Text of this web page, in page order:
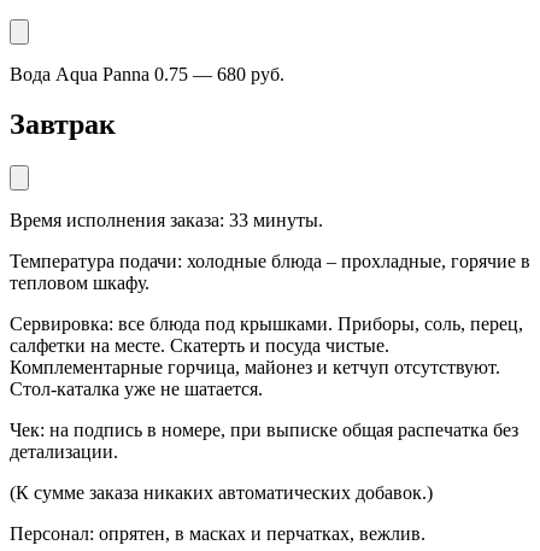
Вода Aqua Panna 0.75 — 680 руб.
Завтрак
Время исполнения заказа: 33 минуты.
Температура подачи: холодные блюда – прохладные, горячие в
тепловом шкафу.
Сервировка: все блюда под крышками. Приборы, соль, перец,
салфетки на месте. Скатерть и посуда чистые.
Комплементарные горчица, майонез и кетчуп отсутствуют.
Стол-каталка уже не шатается.
Чек: на подпись в номере, при выписке общая распечатка без
детализации.
(К сумме заказа никаких автоматических добавок.)
Персонал: опрятен, в масках и перчатках, вежлив.